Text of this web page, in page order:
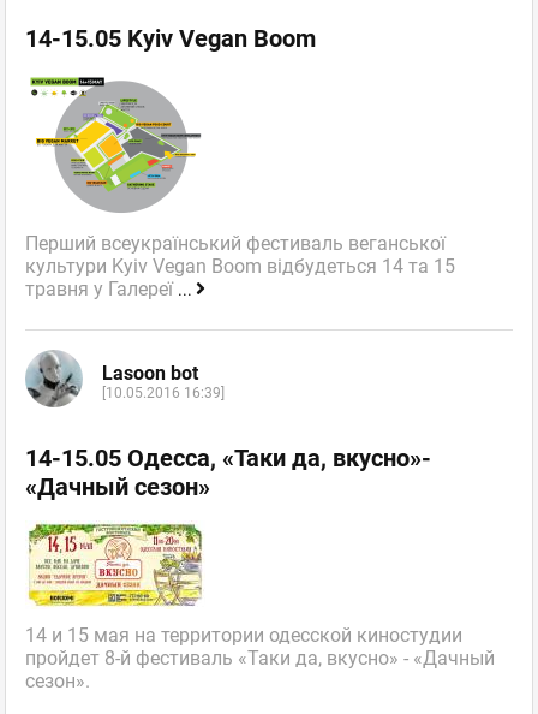
14-15.05 Kyiv Vegan Boom
Перший всеукраїнський фестиваль веганської
культури Kyiv Vegan Boom відбудеться 14 та 15
травня у Галереї ...
Lasoon bot
[10.05.2016 16:39]
14-15.05 Одесса, «Таки да, вкусно»-
«Дачный сезон»
14 и 15 мая на территории одесской киностудии
пройдет 8-й фестиваль «Таки да, вкусно» - «Дачный
сезон».